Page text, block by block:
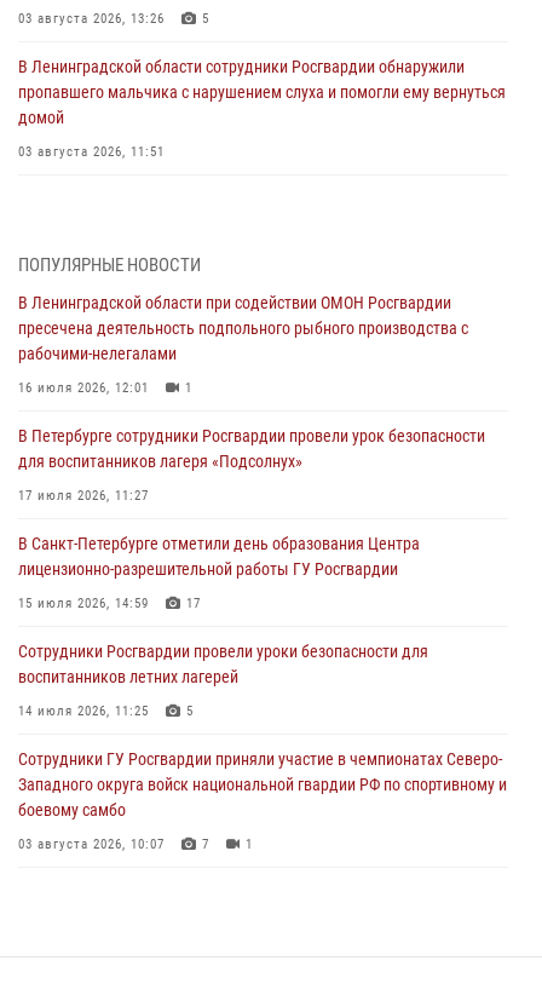
03 августа 2026, 13:26 5
В Ленинградской области сотрудники Росгвардии обнаружили
пропавшего мальчика с нарушением слуха и помогли ему вернуться
домой
03 августа 2026, 11:51
03 августа 2026, 10:15 1
Сотрудники ГУ Росгвардии приняли участие в чемпионатах Северо-
Западного округа войск национальной гвардии РФ по спортивному и
боевому самбо
03 августа 2026, 10:07
В Ленобласти сотрудники ОМОН Росгвардии оказали содействие
полиции в проведении профилактического мероприятия
03 августа 2026, 09:16
В Петербурге сотрудники Росгвардии обеспечили правопорядок в
День Воздушно-десантных войск
02 августа 2026, 19:30 10
Сотрудники Росгвардии на Пушкинской улице задержали двух
граждан, подозреваемых в попытке поджога одного из баров в
центре города
ПОПУЛЯРНЫЕ НОВОСТИ
В Ленинградской области при содействии ОМОН Росгвардии
пресечена деятельность подпольного рыбного производства с
рабочими-нелегалами
16 июля 2026, 12:01 1
В Петербурге сотрудники Росгвардии провели урок безопасности
для воспитанников лагеря «Подсолнух»
17 июля 2026, 11:27
В Санкт-Петербурге отметили день образования Центра
лицензионно-разрешительной работы ГУ Росгвардии
15 июля 2026, 14:59 17
Сотрудники Росгвардии провели уроки безопасности для
воспитанников летних лагерей
14 июля 2026, 11:25 5
Сотрудники ГУ Росгвардии приняли участие в чемпионатах Северо-
Западного округа войск национальной гвардии РФ по спортивному и
боевому самбо
03 августа 2026, 10:07 7 1